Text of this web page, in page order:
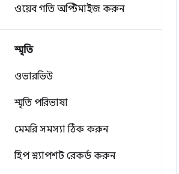
ওয়েব গতি অপ্টিমাইজ করুন
স্মৃতি
ওভারভিউ
স্মৃতি পরিভাষা
মেমরি সমস্যা ঠিক করুন
হিপ স্ন্যাপশট রেকর্ড করুন